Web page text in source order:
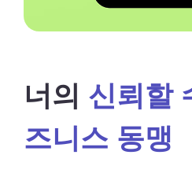
너의 신뢰할
즈니스 동맹